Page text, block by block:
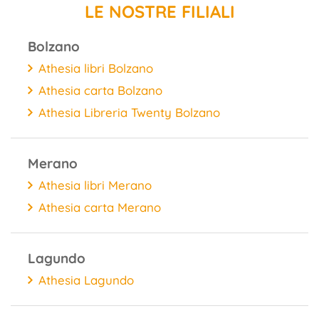
LE NOSTRE FILIALI
Bolzano
Athesia libri Bolzano
Athesia carta Bolzano
Athesia Libreria Twenty Bolzano
Merano
Athesia libri Merano
Athesia carta Merano
Lagundo
Athesia Lagundo